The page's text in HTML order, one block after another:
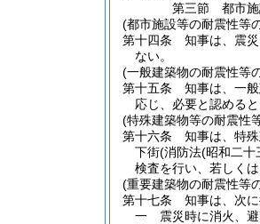
第三節
都市
(都市施設等の耐震性等
第十四条
知事は、震
ない。
(一般建築物の耐震性等
第十五条
知事は、一
応じ、必要と認める
(特殊建築物等の耐震性
第十六条
知事は、特
下街(消防法(昭和二十
検査を行い、若しく
(重要建築物の耐震性等
第十七条
知事は、次
一
震災時に消火、